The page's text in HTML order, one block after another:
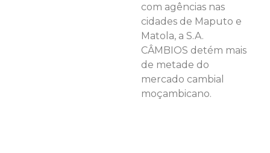
com agências nas
cidades de Maputo e
Matola, a S.A.
CÂMBIOS detém mais
de metade do
mercado cambial
moçambicano.